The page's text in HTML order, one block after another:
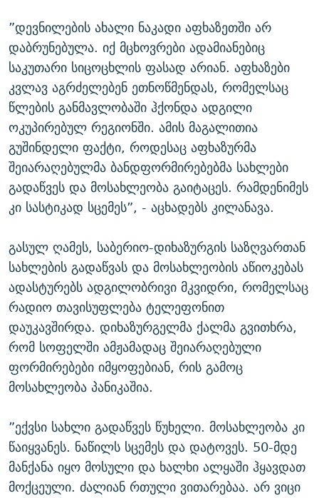
”დევნილების ახალი ნაკადი აფხაზეთში არ
დაბრუნებულა. იქ მცხოვრები ადამიანებიც
საკუთარი სიცოცხლის ფასად არიან. აფხაზები
კვლავ აგრძელებენ ეთნოწმენდას, რომელსაც
წლების განმავლობაში ჰქონდა ადგილი
ოკუპირებულ რეგიონში. ამის მაგალითია
გუშინდელი ფაქტი, როდესაც აფხაზურმა
შეიარაღებულმა ბანდფორმირებებმა სახლები
გადაწვეს და მოსახლეობა გაიტაცეს. რამდენიმეს
კი სასტიკად სცემეს”, - აცხადებს კილანავა.
გასულ ღამეს, საბერიო-დიხაზურგის საზღვართან
სახლების გადაწვას და მოსახლეობის აწიოკებას
ადასტურებს ადგილობრივი მკვიდრი, რომელსაც
რადიო თავისუფლება ტელეფონით
დაუკავშირდა. დიხაზურგელმა ქალმა გვითხრა,
რომ სოფელში ამჟამადაც შეიარაღებული
ფორმირებები იმყოფებიან, რის გამოც
მოსახლეობა პანიკაშია.
”ექვსი სახლი გადაწვეს წუხელი. მოსახლეობა კი
წაიყვანეს. ნაწილს სცემეს და დატოვეს. 50-მდე
მანქანა იყო მოსული და ხალხი ალყაში ჰყავდათ
მოქცეული. ძალიან რთული ვითარებაა. არ ვიცი